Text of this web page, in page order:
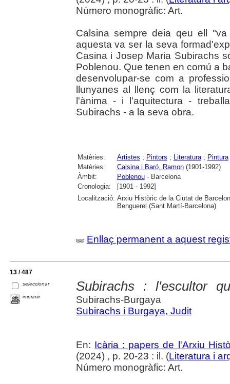
Número monogràfic: Art.
Calsina sempre deia qeu ell
aquesta va ser la seva
Casina i Josep Maria Subirachs
Poblenou. Que tenen en comú a
desenvolupar-se com a
llunyanes al llenç com la
l'ànima - i l'aquitectura -
Subirachs - a la seva obra.
Matèries: Artistes ; Pintors ; Literatura; Pintura
Matèries:
Calsina i Baró, Ramon(1901-1992)
Àmbit:
Poblenou- Barcelona
Cronologia:
[1901 - 1992]
Localització: Arxiu Històric de la Ciutat de
Benguerel (Sant Martí-Barcelona)
Enllaç permanent a aquest
13 / 487
seleccionar
imprimir
Subirachs : l'escultor
Subirachs-Burgaya
Subirachs i Burgaya, Judit
En: Icària : papers de l'Arxiu
(2024) , p. 20-23 : il. (Literatura i
Número monogràfic: Art.